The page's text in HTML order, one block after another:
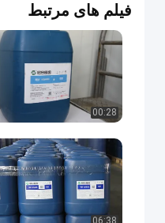
فیلم های مرتبط
00:28
06:38